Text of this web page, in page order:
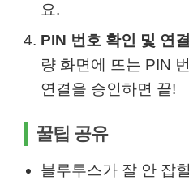
요.
PIN 번호 확인 및 연
량 화면에 뜨는 PIN
연결을 승인하면 끝!
꿀팁 공유
블루투스가 잘 안 잡